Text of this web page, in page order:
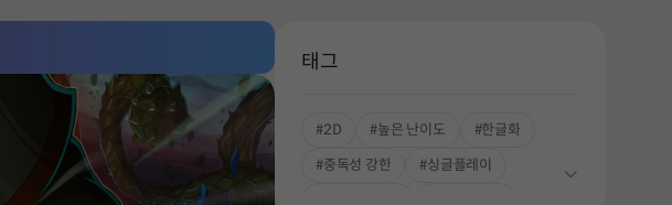
태그
#2D #높은 난이도
#한글화
#중독성 강한
#싱글플레이